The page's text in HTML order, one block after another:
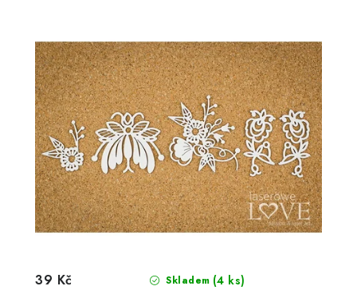
Skladem (4 ks)
39 Kč